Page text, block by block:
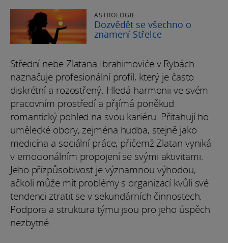
ASTROLOGIE
Dozvědět se všechno o
znamení Střelce
Střední nebe Zlatana Ibrahimoviće v Rybách
naznačuje profesionální profil, který je často
diskrétní a rozostřený. Hledá harmonii ve svém
pracovním prostředí a přijímá poněkud
romantický pohled na svou kariéru. Přitahují ho
umělecké obory, zejména hudba, stejně jako
medicína a sociální práce, přičemž Zlatan vyniká
v emocionálním propojení se svými aktivitami.
Jeho přizpůsobivost je významnou výhodou,
ačkoli může mít problémy s organizací kvůli své
tendenci ztratit se v sekundárních činnostech.
Podpora a struktura týmu jsou pro jeho úspěch
nezbytné.